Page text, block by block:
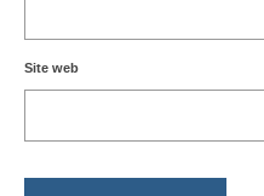
Site web